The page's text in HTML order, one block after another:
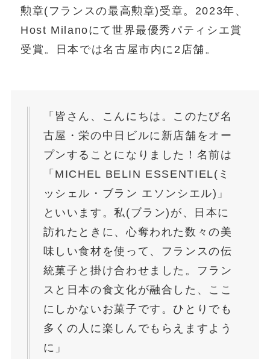
勲章(フランスの最高勲章)受章。2023年、
Host Milanoにて世界最優秀パティシエ賞
受賞。日本では名古屋市内に2店舗。
「皆さん、こんにちは。このたび名
古屋・栄の中日ビルに新店舗をオー
プンすることになりました！名前は
「MICHEL BELIN ESSENTIEL(ミ
ッシェル・ブラン エソンシエル)」
といいます。私(ブラン)が、日本に
訪れたときに、心奪われた数々の美
味しい食材を使って、フランスの伝
統菓子と掛け合わせました。フラン
スと日本の食文化が融合した、ここ
にしかないお菓子です。ひとりでも
多くの人に楽しんでもらえますよう
に」